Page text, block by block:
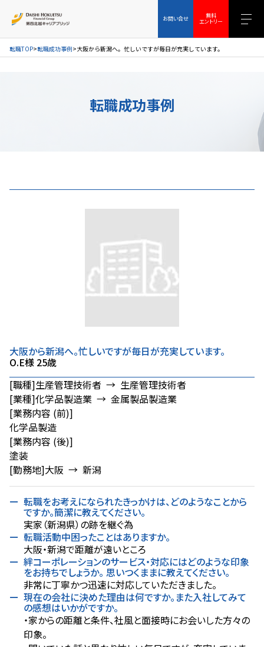
お問い合せ 無料
エントリー
お問い合せ 無料エントリー
転職TOP 転職成功事例 大阪から新潟へ。忙しいですが毎日が充実しています。
転職成功事例
大阪から新潟へ。忙しいですが毎日が充実しています。
O.E様 25歳
[職種]生産管理技術者 → 生産管理技術者
[業種]化学品製造業 → 金属製品製造業
[業務内容 (前)]
化学品製造
[業務内容 (後)]
塗装
[勤務地]大阪 → 新潟
転職をお考えになられたきっかけは、どのようなことから
ですか。簡潔に教えてください。
実家（新潟県）の跡を継ぐ為
転職活動中困ったことはありますか。
大阪・新潟で距離が遠いところ
絆コーポレーションのサービス・対応にはどのような印象
をお持ちでしょうか。 思いつくままに教えてください。
非常に丁寧かつ迅速に対応していただきました。
現在の会社に決めた理由は何ですか。また入社してみて
の感想はいかがですか。
・家からの距離と条件、社風と面接時にお会いした方々の
印象。